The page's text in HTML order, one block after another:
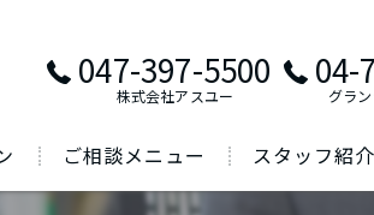
047-397-5500
株式会社アスユー
04-
グラ
ご相談メニュー スタッフ紹介